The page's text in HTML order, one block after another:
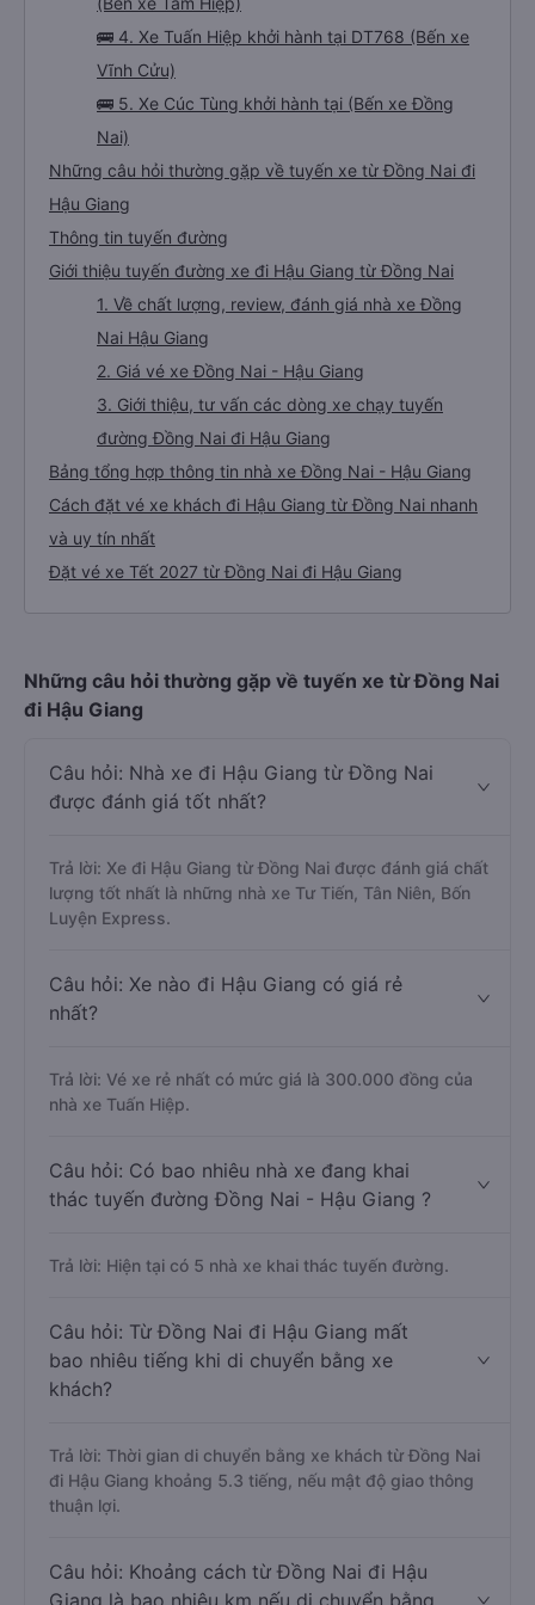
🚌 4. Xe Tuấn Hiệp khởi hành tại DT768 (Bến xe
Vĩnh Cửu)
🚌 5. Xe Cúc Tùng khởi hành tại (Bến xe Đồng
Nai)
Những câu hỏi thường gặp về tuyến xe từ Đồng Nai đi
Hậu Giang
Thông tin tuyến đường
Giới thiệu tuyến đường xe đi Hậu Giang từ Đồng Nai
1. Về chất lượng, review, đánh giá nhà xe Đồng
Nai Hậu Giang
2. Giá vé xe Đồng Nai - Hậu Giang
3. Giới thiệu, tư vấn các dòng xe chạy tuyến
đường Đồng Nai đi Hậu Giang
Bảng tổng hợp thông tin nhà xe Đồng Nai - Hậu Giang
Cách đặt vé xe khách đi Hậu Giang từ Đồng Nai nhanh
và uy tín nhất
Đặt vé xe Tết 2027 từ Đồng Nai đi Hậu Giang
Những câu hỏi thường gặp về tuyến xe từ Đồng Nai
đi Hậu Giang
Câu hỏi: Nhà xe đi Hậu Giang từ Đồng Nai
được đánh giá tốt nhất?
Trả lời: Xe đi Hậu Giang từ Đồng Nai được đánh giá chất
lượng tốt nhất là những nhà xe Tư Tiến, Tân Niên, Bốn
Luyện Express.
Câu hỏi: Xe nào đi Hậu Giang có giá rẻ
nhất?
Trả lời: Vé xe rẻ nhất có mức giá là 300.000 đồng của
nhà xe Tuấn Hiệp.
Câu hỏi: Có bao nhiêu nhà xe đang khai
thác tuyến đường Đồng Nai - Hậu Giang ?
Trả lời: Hiện tại có 5 nhà xe khai thác tuyến đường.
Câu hỏi: Từ Đồng Nai đi Hậu Giang mất
bao nhiêu tiếng khi di chuyển bằng xe
khách?
Trả lời: Thời gian di chuyển bằng xe khách từ Đồng Nai
đi Hậu Giang khoảng 5.3 tiếng, nếu mật độ giao thông
thuận lợi.
Câu hỏi: Khoảng cách từ Đồng Nai đi Hậu
Giang là bao nhiêu km nếu di chuyển bằng